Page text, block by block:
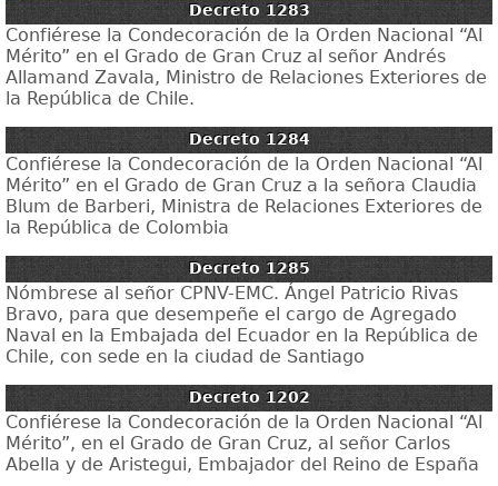
Decreto 1283
Confiérese la Condecoración de la Orden Nacional “Al
Mérito” en el Grado de Gran Cruz al señor Andrés
Allamand Zavala, Ministro de Relaciones Exteriores de
la República de Chile.
Decreto 1284
Confiérese la Condecoración de la Orden Nacional “Al
Mérito” en el Grado de Gran Cruz a la señora Claudia
Blum de Barberi, Ministra de Relaciones Exteriores de
la República de Colombia
Decreto 1285
Nómbrese al señor CPNV-EMC. Ángel Patricio Rivas
Bravo, para que desempeñe el cargo de Agregado
Naval en la Embajada del Ecuador en la República de
Chile, con sede en la ciudad de Santiago
Decreto 1202
Confiérese la Condecoración de la Orden Nacional “Al
Mérito”, en el Grado de Gran Cruz, al señor Carlos
Abella y de Aristegui, Embajador del Reino de España